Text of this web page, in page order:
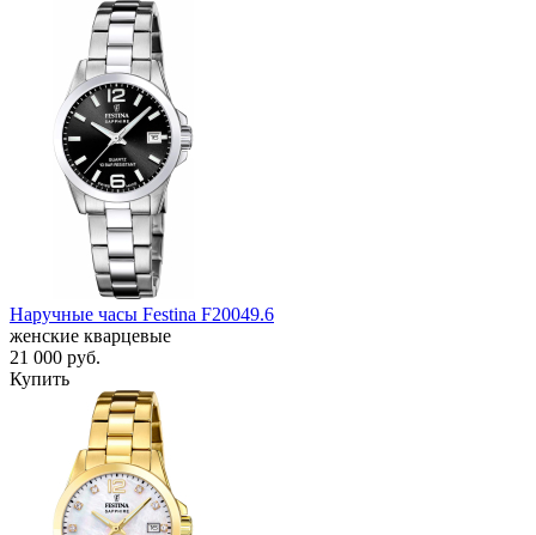
Наручные часы Festina F20049.6
женские кварцевые
21 000 руб.
Купить